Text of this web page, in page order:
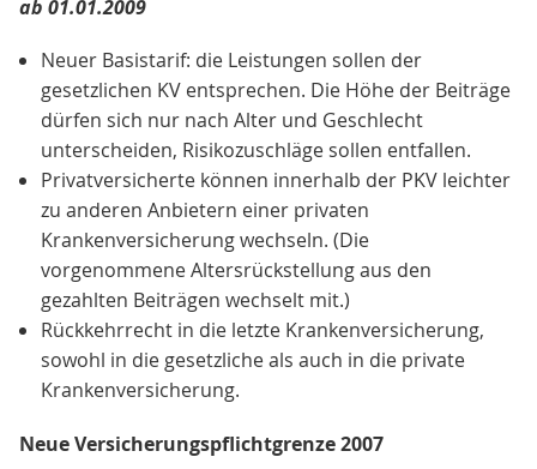
ab 01.01.2009
Neuer Basistarif: die Leistungen sollen der
gesetzlichen KV entsprechen. Die Höhe der Beiträge
dürfen sich nur nach Alter und Geschlecht
unterscheiden, Risikozuschläge sollen entfallen.
Privatversicherte können innerhalb der PKV leichter
zu anderen Anbietern einer privaten
Krankenversicherung wechseln. (Die
vorgenommene Altersrückstellung aus den
gezahlten Beiträgen wechselt mit.)
Rückkehrrecht in die letzte Krankenversicherung,
sowohl in die gesetzliche als auch in die private
Krankenversicherung.
Neue Versicherungspflichtgrenze 2007